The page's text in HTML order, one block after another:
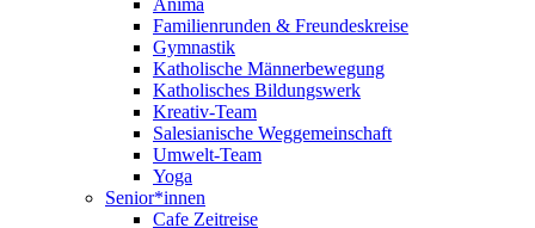
Anima
Familienrunden & Freundeskreise
Gymnastik
Katholische Männerbewegung
Katholisches Bildungswerk
Kreativ-Team
Salesianische Weggemeinschaft
Umwelt-Team
Yoga
Senior*innen
Cafe Zeitreise